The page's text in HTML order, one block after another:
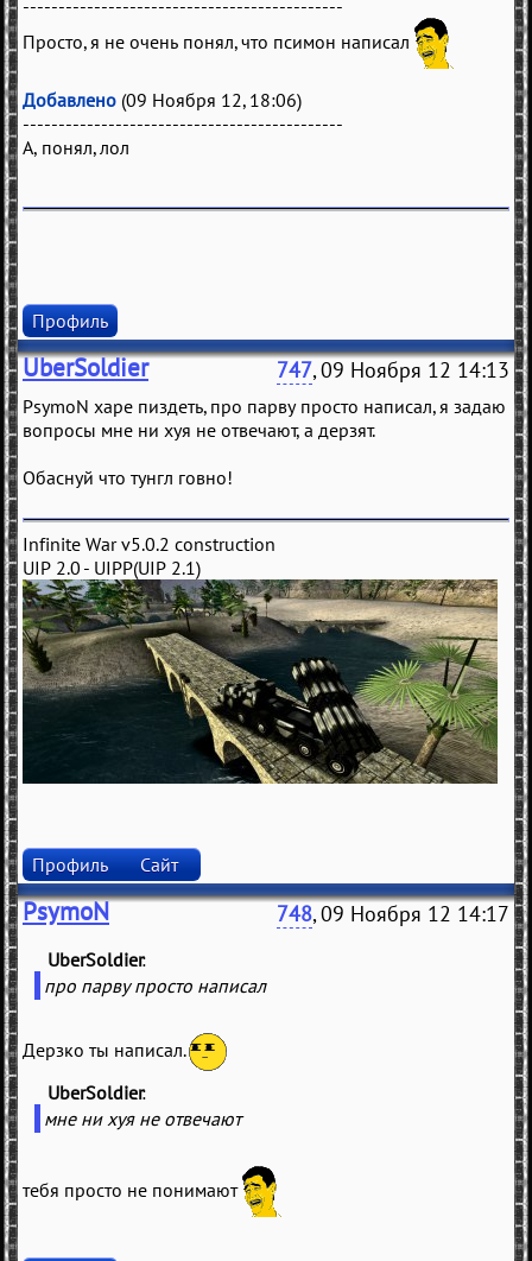
---------------------------------------------
Просто, я не очень понял, что псимон написал
Добавлено (09 Ноября 12, 18:06)
---------------------------------------------
А, понял, лол
Профиль
UberSoldier 747, 09 Ноября 12 14:13
PsymoN харе пиздеть, про парву просто написал, я задаю
вопросы мне ни хуя не отвечают, а дерзят.
Обаснуй что тунгл говно!
Infinite War v5.0.2 construction
UIP 2.0 - UIPP(UIP 2.1)
Профиль Сайт
PsymoN 748, 09 Ноября 12 14:17
UberSoldier
про парву просто написал
Дерзко ты написал.
UberSoldier
мне ни хуя не отвечают
тебя просто не понимают